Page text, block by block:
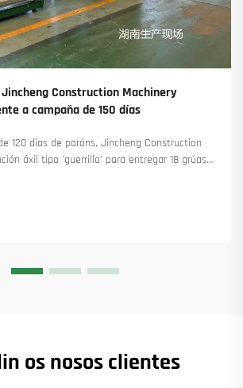
Construction Machinery
a campaña de 150 días
120 días de paróns, Jincheng Construction
áxil tipo 'guerrilla' para entregar 18 grúas
en marcha. Saiba máis.
os nosos clientes